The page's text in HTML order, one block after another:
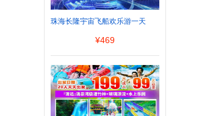
珠海长隆宇宙飞船欢乐游一天
¥469